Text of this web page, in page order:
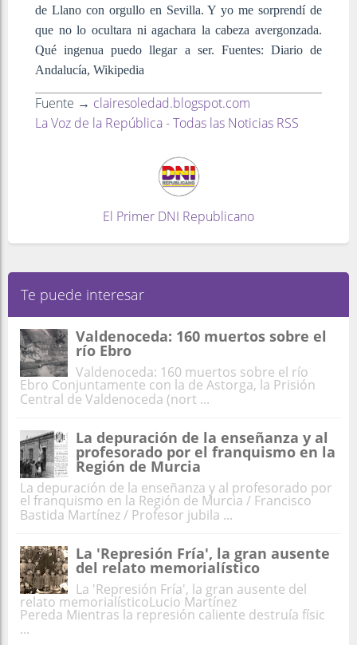
de Llano con orgullo en Sevilla. Y yo me sorprendí de
que no lo ocultara ni agachara la cabeza avergonzada.
Qué ingenua puedo llegar a ser. Fuentes: Diario de
Andalucía, Wikipedia
Fuente → clairesoledad.blogspot.com
La Voz de la República - Todas las Noticias RSS
El Primer DNI Republicano
Te puede interesar
Valdenoceda: 160 muertos sobre el
río Ebro
Valdenoceda: 160 muertos sobre el río
Ebro Conjuntamente con la de Astorga, la Prisión
Central de Valdenoceda (nort ...
La depuración de la enseñanza y al
profesorado por el franquismo en la
Región de Murcia
La depuración de la enseñanza y al profesorado por
el franquismo en la Región de Murcia / Francisco
Bastida Martínez / Profesor jubila ...
La 'Represión Fría', la gran ausente
del relato memorialístico
La 'Represión Fría', la gran ausente del
relato memorialísticoLucio Martínez
Pereda Mientras la represión caliente destruía físic
...